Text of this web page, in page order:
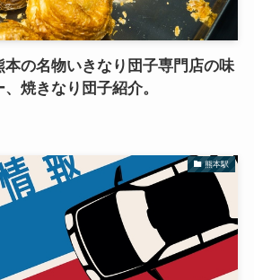
の名物いきなり団子専門店の味
焼きなり団子紹介。
熊本駅